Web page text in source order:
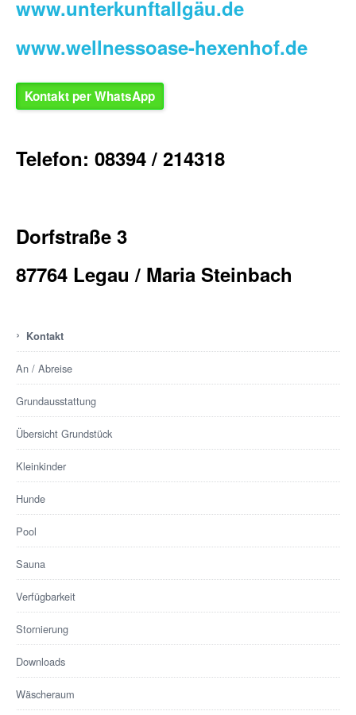
www.unterkunftallgäu.de
www.wellnessoase-hexenhof.de
Kontakt per WhatsApp
Telefon: 08394 / 214318
Dorfstraße 3
87764 Legau / Maria Steinbach
› Kontakt
An / Abreise
Grundausstattung
Übersicht Grundstück
Kleinkinder
Hunde
Pool
Sauna
Verfügbarkeit
Stornierung
Downloads
Wäscheraum